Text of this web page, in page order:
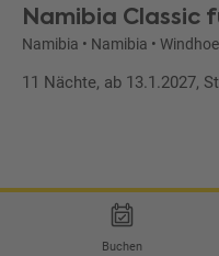
Namibia Classic
Namibia • Namibia •
11 Nächte, ab 13.1.2027,
Buchen